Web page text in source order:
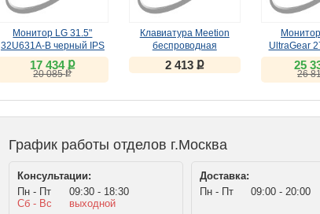
Монитор LG 31.5"
32U631A-B черный IPS
17 434 ք
20 085ք
Клавиатура Meetion
беспроводная
ножничная WK310
чёрная
2 413 ք
UltraGear
(IPS,
25
26
График работы отделов г.Москва
Консультации:
Пн - Пт
09:30 - 18:30
Сб - Вс
выходной
Доставка:
Пн - Пт
09:00 - 20:00